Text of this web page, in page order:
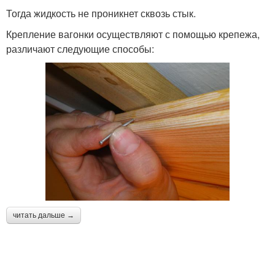
Тогда жидкость не проникнет сквозь стык.
Крепление вагонки осуществляют с помощью крепежа,
различают следующие способы:
читать дальше →